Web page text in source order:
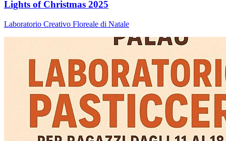
Lights of Christmas 2025
Laboratorio Creativo Floreale di Natale